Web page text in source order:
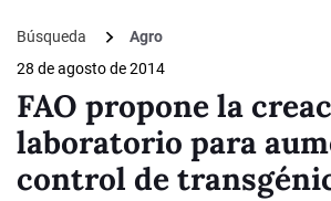
Búsqueda
Agro
28 de agosto de 2014
FAO propone la
laboratorio para
control de